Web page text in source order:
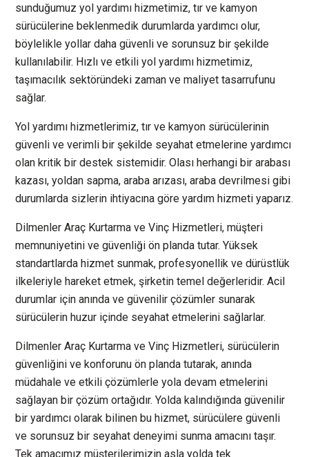
sunduğumuz yol yardımı hizmetimiz, tır ve kamyon
sürücülerine beklenmedik durumlarda yardımcı olur,
böylelikle yollar daha güvenli ve sorunsuz bir şekilde
kullanılabilir. Hızlı ve etkili yol yardımı hizmetimiz,
taşımacılık sektöründeki zaman ve maliyet tasarrufunu
sağlar.
Yol yardımı hizmetlerimiz, tır ve kamyon sürücülerinin
güvenli ve verimli bir şekilde seyahat etmelerine yardımcı
olan kritik bir destek sistemidir. Olası herhangi bir arabası
kazası, yoldan sapma, araba arızası, araba devrilmesi gibi
durumlarda sizlerin ihtiyacına göre yardım hizmeti yaparız.
Dilmenler Araç Kurtarma ve Vinç Hizmetleri, müşteri
memnuniyetini ve güvenliği ön planda tutar. Yüksek
standartlarda hizmet sunmak, profesyonellik ve dürüstlük
ilkeleriyle hareket etmek, şirketin temel değerleridir. Acil
durumlar için anında ve güvenilir çözümler sunarak
sürücülerin huzur içinde seyahat etmelerini sağlarlar.
Dilmenler Araç Kurtarma ve Vinç Hizmetleri, sürücülerin
güvenliğini ve konforunu ön planda tutarak, anında
müdahale ve etkili çözümlerle yola devam etmelerini
sağlayan bir çözüm ortağıdır. Yolda kalındığında güvenilir
bir yardımcı olarak bilinen bu hizmet, sürücülere güvenli
ve sorunsuz bir seyahat deneyimi sunma amacını taşır.
Tek amacımız müşterilerimizin asla yolda tek